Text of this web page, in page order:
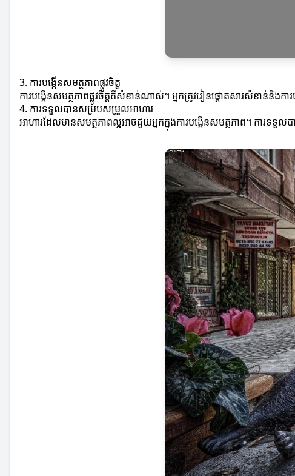
3. ការបង្កើនសមត្ថភាពផ្លូវចិត្ត
ការបង្កើនសមត្ថភាពផ្លូវចិត្តគឺសំខាន់ណាស់។ អ្នកត្រូវរៀនផ្តោតសារសំខាន់និងក
4. ការទទួលបានសម្របសម្រួលអាហារ
អាហារដែលមានសមត្ថភាពល្អអាចជួយអ្នកក្នុងការបង្កើនសមត្ថភាព។ ការ